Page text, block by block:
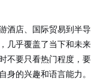
酒店、国际贸易到半导
几乎覆盖了当下和未来
不要只看热门程度，要
身的兴趣和语言能力。